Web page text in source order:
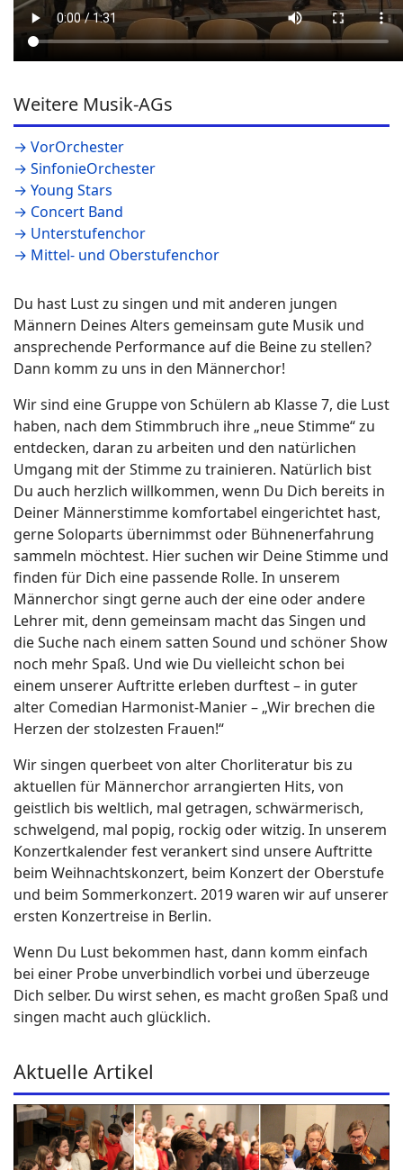
Weitere Musik-AGs
→ VorOrchester
→ SinfonieOrchester
→ Young Stars
→ Concert Band
→ Unterstufenchor
→ Mittel- und Oberstufenchor
Du hast Lust zu singen und mit anderen jungen
Männern Deines Alters gemeinsam gute Musik und
ansprechende Performance auf die Beine zu stellen?
Dann komm zu uns in den Männerchor!
Wir sind eine Gruppe von Schülern ab Klasse 7, die Lust
haben, nach dem Stimmbruch ihre „neue Stimme“ zu
entdecken, daran zu arbeiten und den natürlichen
Umgang mit der Stimme zu trainieren. Natürlich bist
Du auch herzlich willkommen, wenn Du Dich bereits in
Deiner Männerstimme komfortabel eingerichtet hast,
gerne Soloparts übernimmst oder Bühnenerfahrung
sammeln möchtest. Hier suchen wir Deine Stimme und
finden für Dich eine passende Rolle. In unserem
Männerchor singt gerne auch der eine oder andere
Lehrer mit, denn gemeinsam macht das Singen und
die Suche nach einem satten Sound und schöner Show
noch mehr Spaß. Und wie Du vielleicht schon bei
einem unserer Auftritte erleben durftest – in guter
alter Comedian Harmonist-Manier – „Wir brechen die
Herzen der stolzesten Frauen!“
Wir singen querbeet von alter Chorliteratur bis zu
aktuellen für Männerchor arrangierten Hits, von
geistlich bis weltlich, mal getragen, schwärmerisch,
schwelgend, mal popig, rockig oder witzig. In unserem
Konzertkalender fest verankert sind unsere Auftritte
beim Weihnachtskonzert, beim Konzert der Oberstufe
und beim Sommerkonzert. 2019 waren wir auf unserer
ersten Konzertreise in Berlin.
Wenn Du Lust bekommen hast, dann komm einfach
bei einer Probe unverbindlich vorbei und überzeuge
Dich selber. Du wirst sehen, es macht großen Spaß und
singen macht auch glücklich.
Aktuelle Artikel